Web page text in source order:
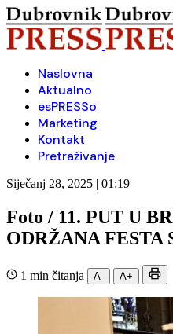
Naslovna
Aktualno
esPRESSo
Marketing
Kontakt
Pretraživanje
Siječanj 28, 2025 | 01:19
Foto / 11. PUT U
ODRŽANA
1 min čitanja A- A+